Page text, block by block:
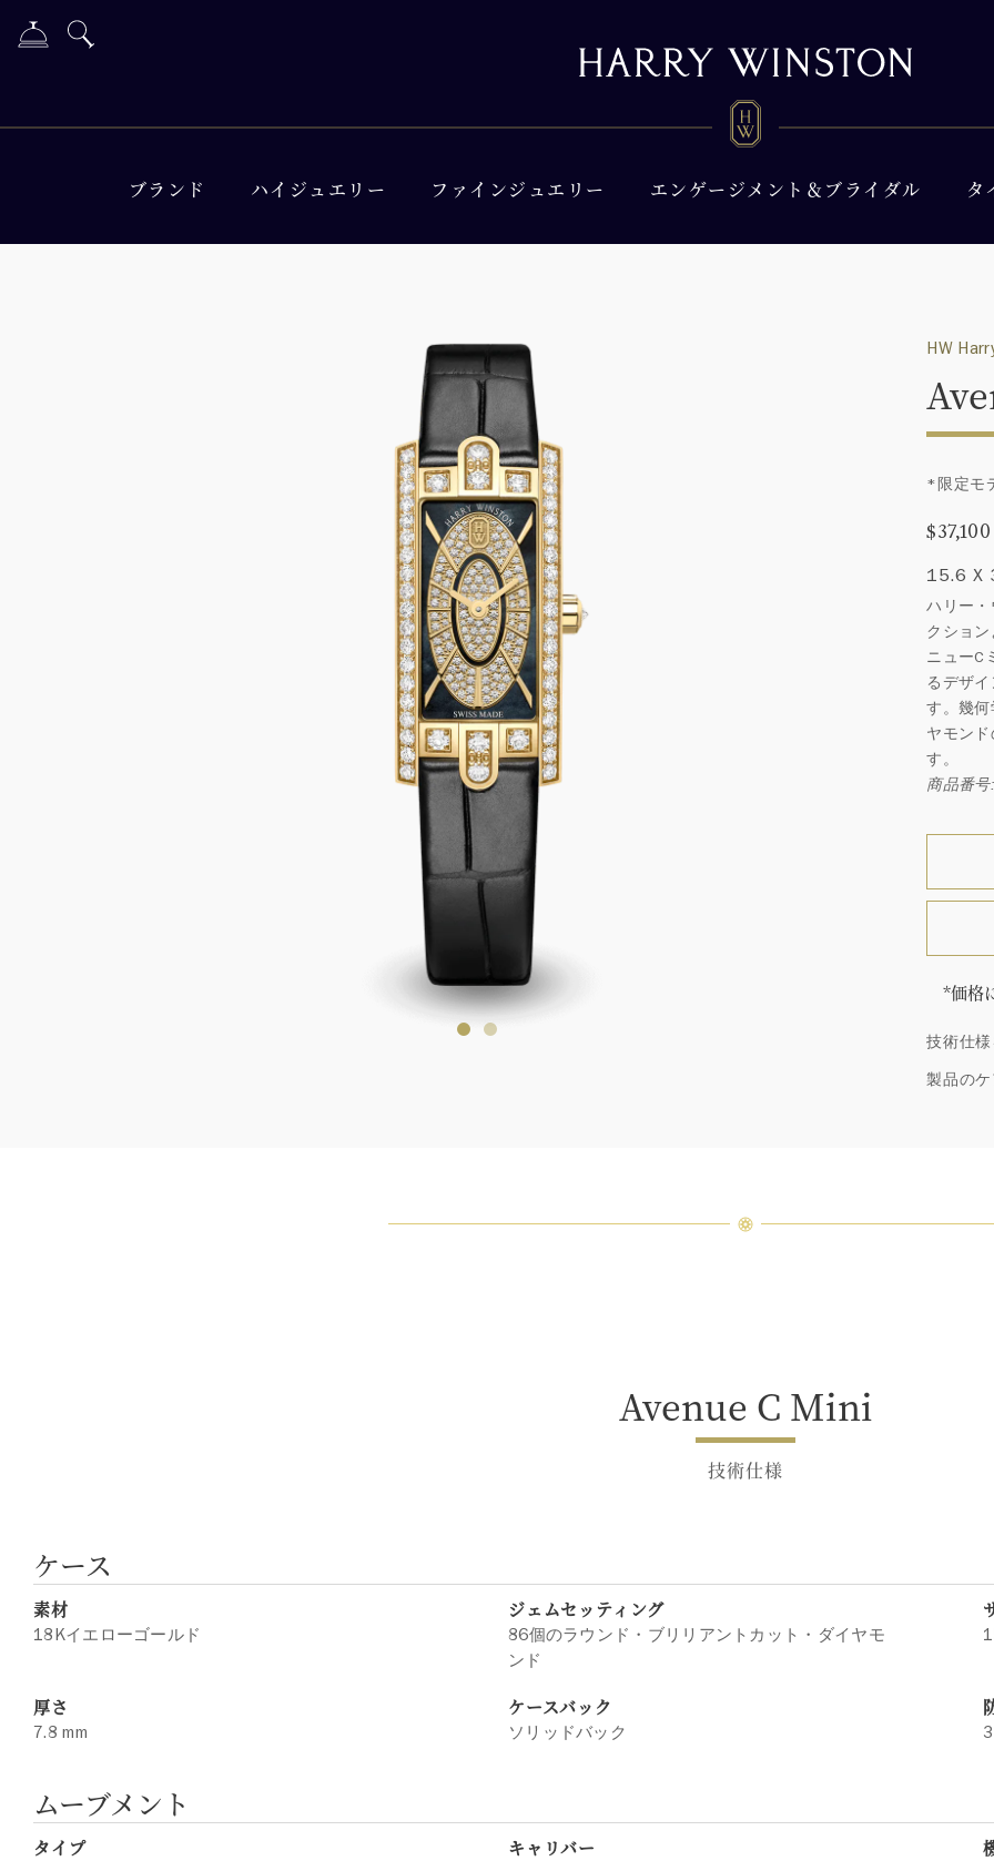
ブランド ハイジュエリー ファインジュエリー エンゲージメント＆ブライダル タ
HW
*限定モ
$37,100
15.6 X
ハリー
クショ
ニューC
るデザ
す。幾
ヤモン
す。
商品番号
*価格
ウィ
厳選
つひ
技術仕
製品の
Avenue C Mini
技術仕様
ケース
素材
18Kイエローゴールド
ジェムセッティング
86個のラウンド・ブリリアントカット・ダイヤモ
ンド
厚さ
7.8 mm
ケースバック
ソリッドバック 3
ムーブメント
タイプ キャリバー